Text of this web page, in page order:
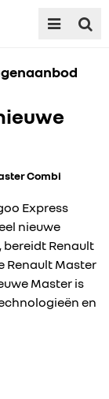
Combi
Express
nieuwe
bereidt Renault
Renault Master
Master is
en